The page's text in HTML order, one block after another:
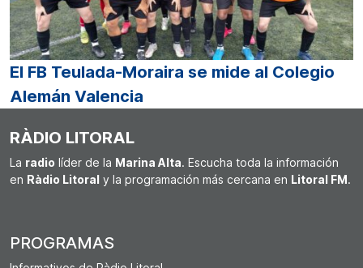
El FB Teulada-Moraira se mide al Colegio
Alemán Valencia
RÀDIO LITORAL
La radio líder de la Marina Alta. Escucha toda la información
en Ràdio Litoral y la programación más cercana en Litoral FM.
PROGRAMAS